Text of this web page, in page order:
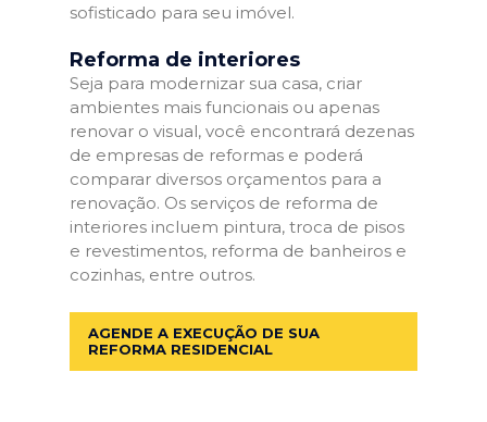
sofisticado para seu imóvel.
Reforma de interiores
Seja para modernizar sua casa, criar
ambientes mais funcionais ou apenas
renovar o visual, você encontrará dezenas
de empresas de reformas e poderá
comparar diversos orçamentos para a
renovação. Os serviços de reforma de
interiores incluem pintura, troca de pisos
e revestimentos, reforma de banheiros e
cozinhas, entre outros.
AGENDE A EXECUÇÃO DE SUA
REFORMA RESIDENCIAL